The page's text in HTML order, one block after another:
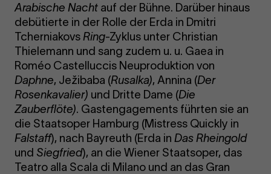
Arabische Nacht auf der Bühne. Darüber hinaus
debütierte in der Rolle der Erda in Dmitri
Tcherniakovs Ring-Zyklus unter Christian
Thielemann und sang zudem u. u. Gaea in
Roméo Castelluccis Neuproduktion von
Daphne, Ježibaba (Rusalka), Annina (Der
Rosenkavalier) und Dritte Dame (Die
Zauberflöte). Gastengagements führten sie an
die Staatsoper Hamburg (Mistress Quickly in
Falstaff), nach Bayreuth (Erda in Das Rheingold
und Siegfried), an die Wiener Staatsoper, das
Teatro alla Scala di Milano und an das Gran